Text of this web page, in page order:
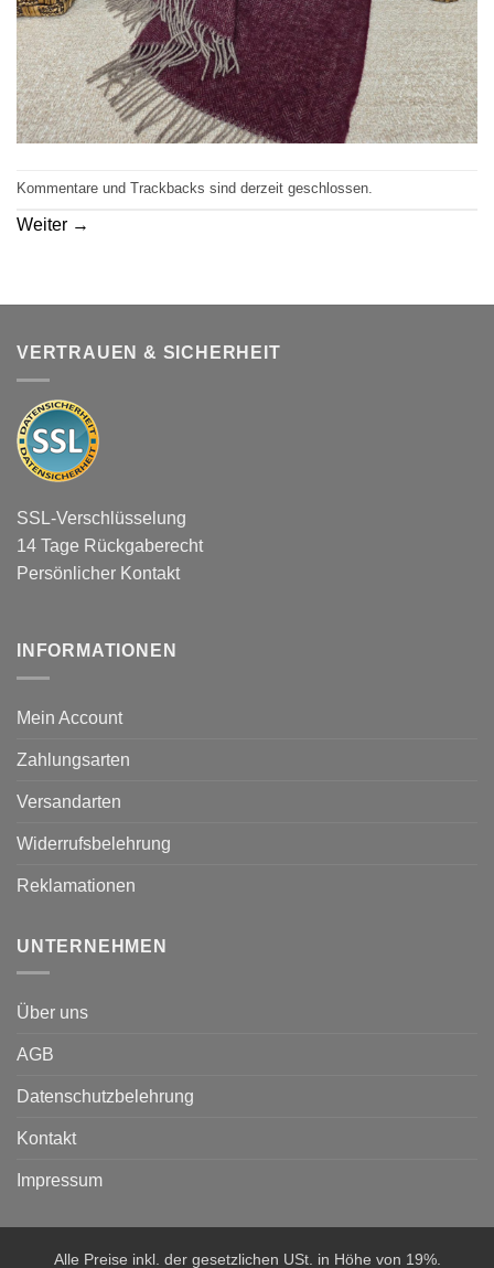
Kommentare und Trackbacks sind derzeit geschlossen.
Weiter →
VERTRAUEN & SICHERHEIT
SSL-Verschlüsselung
14 Tage Rückgaberecht
Persönlicher Kontakt
INFORMATIONEN
Mein Account
Zahlungsarten
Versandarten
Widerrufsbelehrung
Reklamationen
UNTERNEHMEN
Über uns
AGB
Datenschutzbelehrung
Kontakt
Impressum
Alle Preise inkl. der gesetzlichen USt. in Höhe von 19%.